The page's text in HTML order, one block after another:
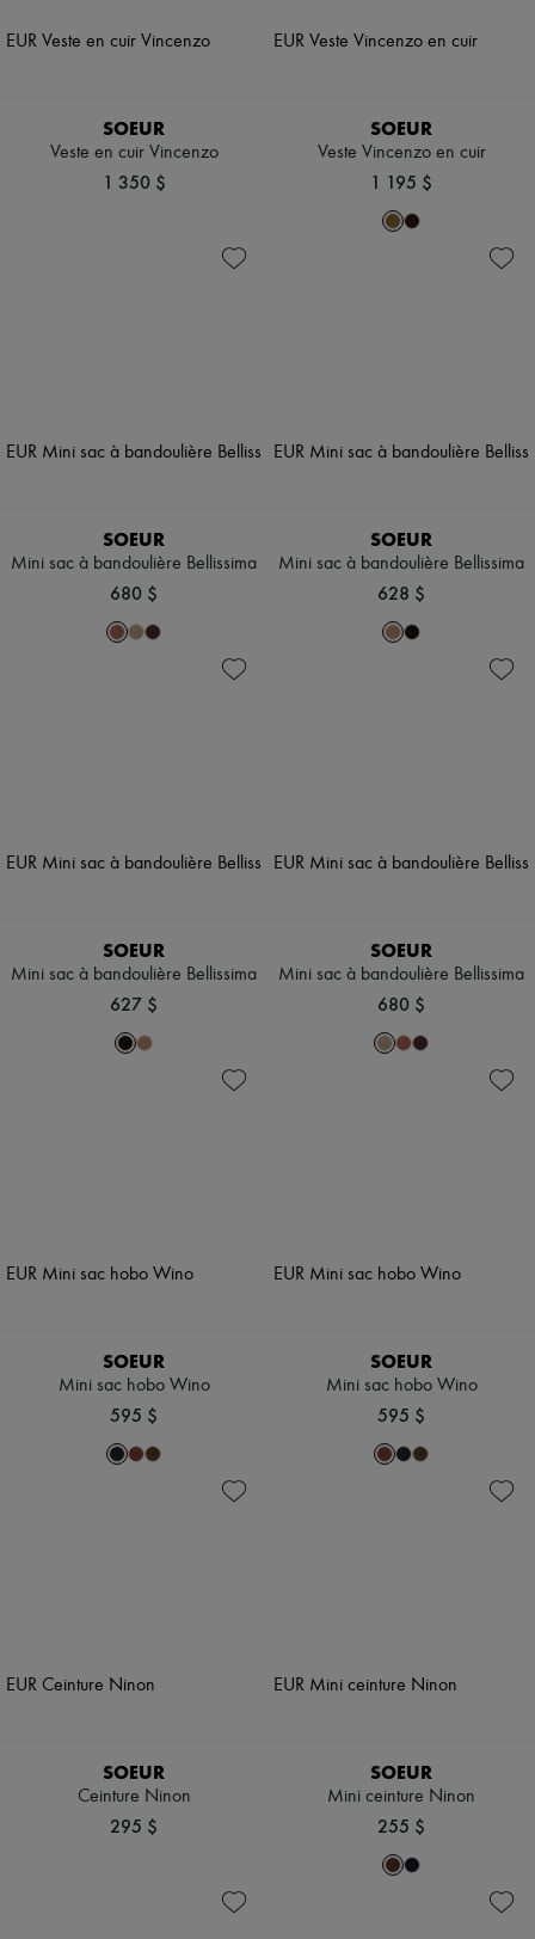
SOEUR
Veste en cuir Vincenzo
1 350 $
SOEUR
Veste Vincenzo en cuir
1 195 $
SOEUR
Mini sac à bandoulière Bellissima
680 $
SOEUR
Mini sac à bandoulière Bellissima
628 $
SOEUR
Mini sac à bandoulière Bellissima
627 $
SOEUR
Mini sac à bandoulière Bellissima
680 $
SOEUR
Mini sac hobo Wino
595 $
SOEUR
Mini sac hobo Wino
595 $
SOEUR
Ceinture Ninon
295 $
SOEUR
Mini ceinture Ninon
255 $